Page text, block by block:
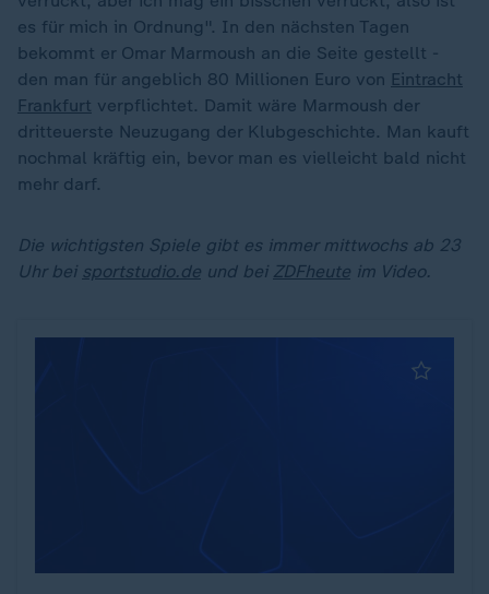
es für mich in Ordnung". In den nächsten Tagen
bekommt er Omar Marmoush an die Seite gestellt -
den man für angeblich 80 Millionen Euro von Eintracht
Frankfurt verpflichtet. Damit wäre Marmoush der
dritteuerste Neuzugang der Klubgeschichte. Man kauft
nochmal kräftig ein, bevor man es vielleicht bald nicht
mehr darf.
Die wichtigsten Spiele gibt es immer mittwochs ab 23
Uhr bei sportstudio.de und bei ZDFheute im Video.